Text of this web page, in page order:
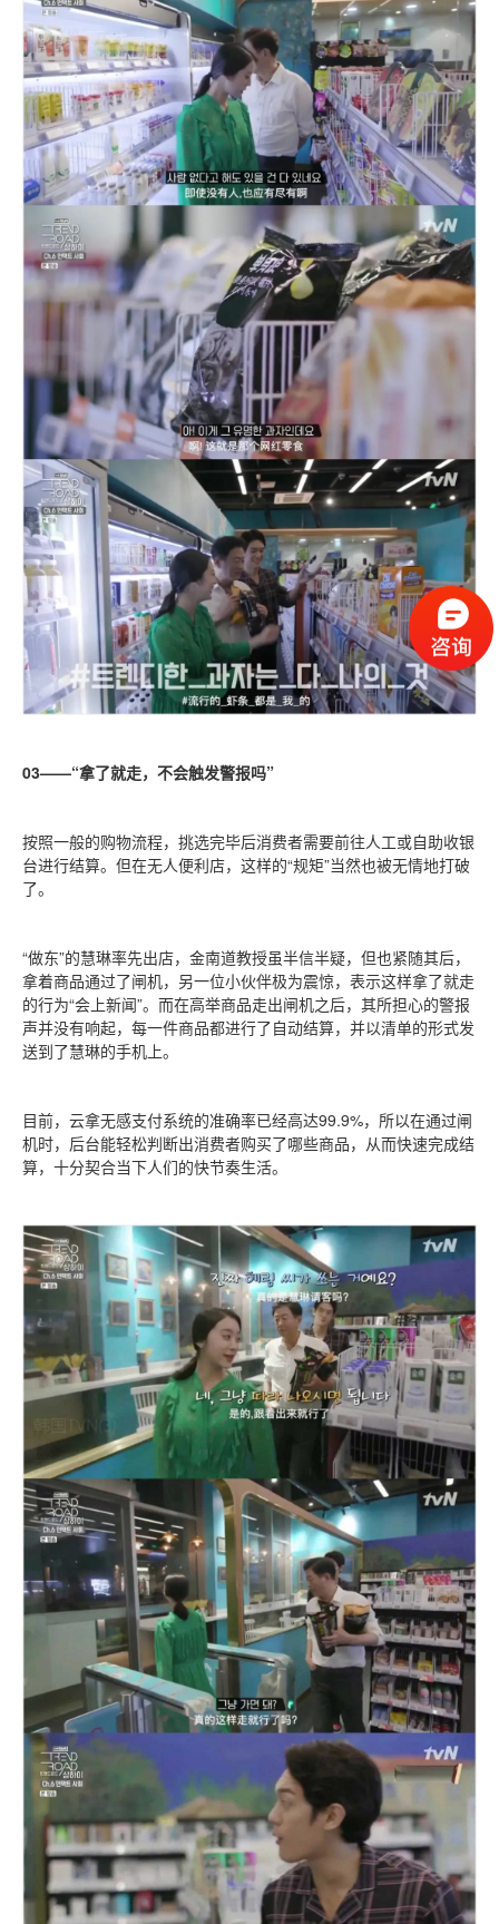
03——“拿了就走，不会触发警报吗”
按照一般的购物流程，挑选完毕后消费者需要前往人工或自助收银
台进行结算。但在无人便利店，这样的“规矩”当然也被无情地打破
了。
“做东”的慧琳率先出店，金南道教授虽半信半疑，但也紧随其后，
拿着商品通过了闸机，另一位小伙伴极为震惊，表示这样拿了就走
的行为“会上新闻”。而在高举商品走出闸机之后，其所担心的警报
声并没有响起，每一件商品都进行了自动结算，并以清单的形式发
送到了慧琳的手机上。
目前，云拿无感支付系统的准确率已经高达99.9%，所以在通过闸
机时，后台能轻松判断出消费者购买了哪些商品，从而快速完成结
算，十分契合当下人们的快节奏生活。